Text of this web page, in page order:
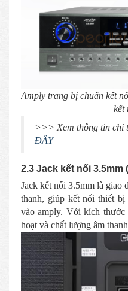
Amply trang bị chuẩn kết
kết
>>> Xem thông tin chi
ĐÂY
2.3 Jack kết nối 3.5mm
Jack kết nối 3.5mm là giao
thanh, giúp kết nối thiết
vào amply. Với kích
hoạt và chất lượng âm